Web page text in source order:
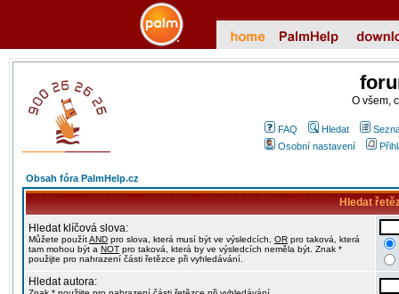
O všem,
FAQ Hledat
Osobní nastavení
Obsah fóra PalmHelp.cz
Hledat
Hledat klíčová slova:
Můžete použítAND pro slova, která musí být ve výsledcích, OR pro taková, která
tam mohou být a NOT pro taková, která by ve výsledcích neměla být. Znak *
použijte pro nahrazení části řetězce při vyhledávání.
Hledat autora: